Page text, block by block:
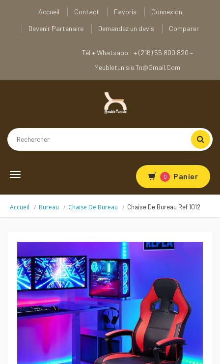
Accueil Contact Favoris
Connexion
Devenir Partenaire
Demandez un devis Comparer
Tél + Whatsapp : + (216) 55 800 820 –
Meubletunisie.tn@gmail.com
Toggle
0 Panier
Accueil Bureau Chaise De Bureau Chaise De Bureau Ref 1012